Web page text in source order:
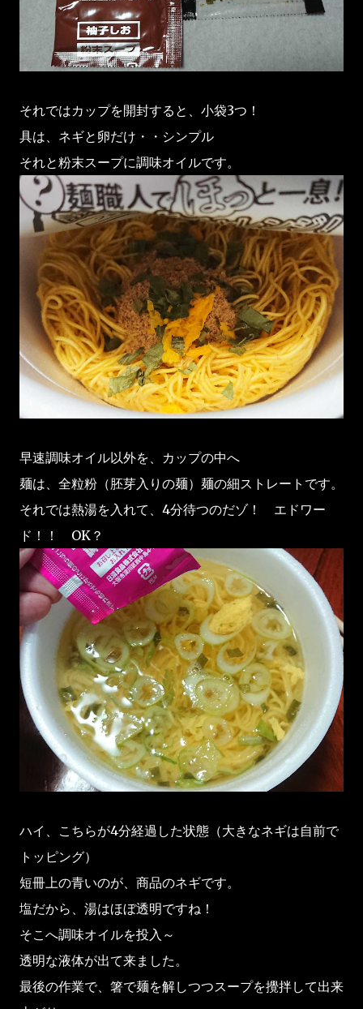
それではカップを開封すると、小袋3つ！
具は、ネギと卵だけ・・シンプル
それと粉末スープに調味オイルです。
早速調味オイル以外を、カップの中へ
麺は、全粒粉（胚芽入りの麺）麺の細ストレートです。
それでは熱湯を入れて、4分待つのだゾ！ エドワー
ド！！ OK？
ハイ、こちらが4分経過した状態（大きなネギは自前で
トッピング）
短冊上の青いのが、商品のネギです。
塩だから、湯はほぼ透明ですね！
そこへ調味オイルを投入～
透明な液体が出て来ました。
最後の作業で、箸で麺を解しつつスープを攪拌して出来